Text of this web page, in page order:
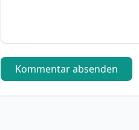
Kommentar absenden